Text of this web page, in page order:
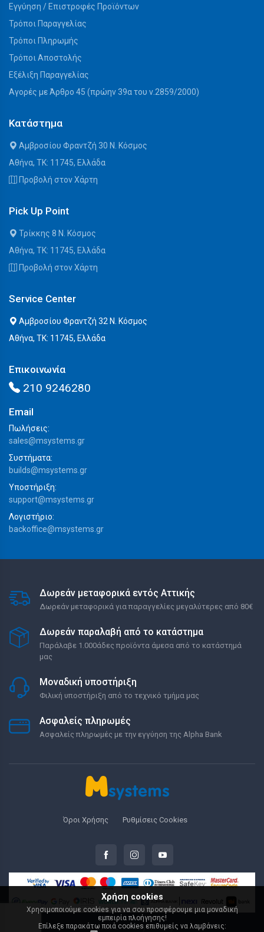
Εγγύηση / Επιστροφές Προϊόντων
Τρόποι Παραγγελίας
Τρόποι Πληρωμής
Τρόποι Αποστολής
Εξέλιξη Παραγγελίας
Αγορές με Άρθρο 45 (πρώην 39α του ν.2859/2000)
Κατάστημα
Αμβροσίου Φραντζή 30 Ν. Κόσμος
Αθήνα, ΤΚ: 11745, Ελλάδα
Προβολή στον Χάρτη
Pick Up Point
Τρίκκης 8 Ν. Κόσμος
Αθήνα, ΤΚ: 11745, Ελλάδα
Προβολή στον Χάρτη
Service Center
Αμβροσίου Φραντζή 32 Ν. Κόσμος
Αθήνα, ΤΚ: 11745, Ελλάδα
Επικοινωνία
210 9246280
Email
Πωλήσεις:
sales@msystems.gr
Συστήματα:
builds@msystems.gr
Υποστήριξη:
support@msystems.gr
Λογιστήριο:
backoffice@msystems.gr
Δωρεάν μεταφορικά εντός Αττικής
Δωρεάν μεταφορικά για παραγγελίες μεγαλύτερες από 80€
Δωρεάν παραλαβή από το κατάστημα
Παράλαβε 1.000άδες προϊόντα άμεσα από το κατάστημά
μας
Μοναδική υποστήριξη
Φιλική υποστήριξη από το τεχνικό τμήμα μας
Ασφαλείς πληρωμές
Ασφαλείς πληρωμές με την εγγύηση της Alpha Bank
Όροι Χρήσης Ρυθμίσεις Cookies
© 2000-2026 Msystems.gr
Χρήση cookies
Χρησιμοποιούμε cookies για να σου προσφέρουμε μια μοναδική
εμπειρία πλοήγησης!
Επίλεξε παρακάτω ποιά cookies επιθυμείς να λαμβάνεις: